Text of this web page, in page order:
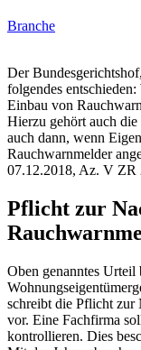
Branche
Der
folgendes
Einbau von
Hierzu gehört auch
auch dann, wenn
Rauchwarnmelder
07.12.2018, Az. V ZR
Pflicht zur
Oben genanntes Urteil
schreibt die Pflicht zur
vor. Eine Fachfirma
kontrollieren. Dies